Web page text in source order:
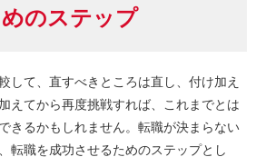
のステップ
して、直すべきところは直し、付け加え
えてから再度挑戦すれば、これまでとは
きるかもしれません。転職が決まらない
転職を成功させるためのステップとし